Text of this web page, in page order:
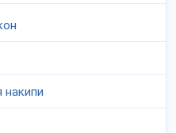
накипи